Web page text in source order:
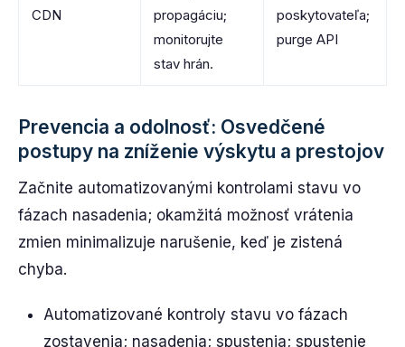
CDN
propagáciu;
monitorujte
stav hrán.
poskytovateľa;
purge API
Prevencia a odolnosť: Osvedčené
postupy na zníženie výskytu a prestojov
Začnite automatizovanými kontrolami stavu vo
fázach nasadenia; okamžitá možnosť vrátenia
zmien minimalizuje narušenie, keď je zistená
chyba.
Automatizované kontroly stavu vo fázach
zostavenia; nasadenia; spustenia; spustenie